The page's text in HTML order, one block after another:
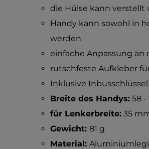
die Hülse kann verstellt
Handy kann sowohl in
werden
einfache Anpassung an
rutschfeste Aufkleber
Inklusive Inbusschlüssel
Breite des Handys:58 -
für Lenkerbreite:35
Gewicht: 81 g
Material: